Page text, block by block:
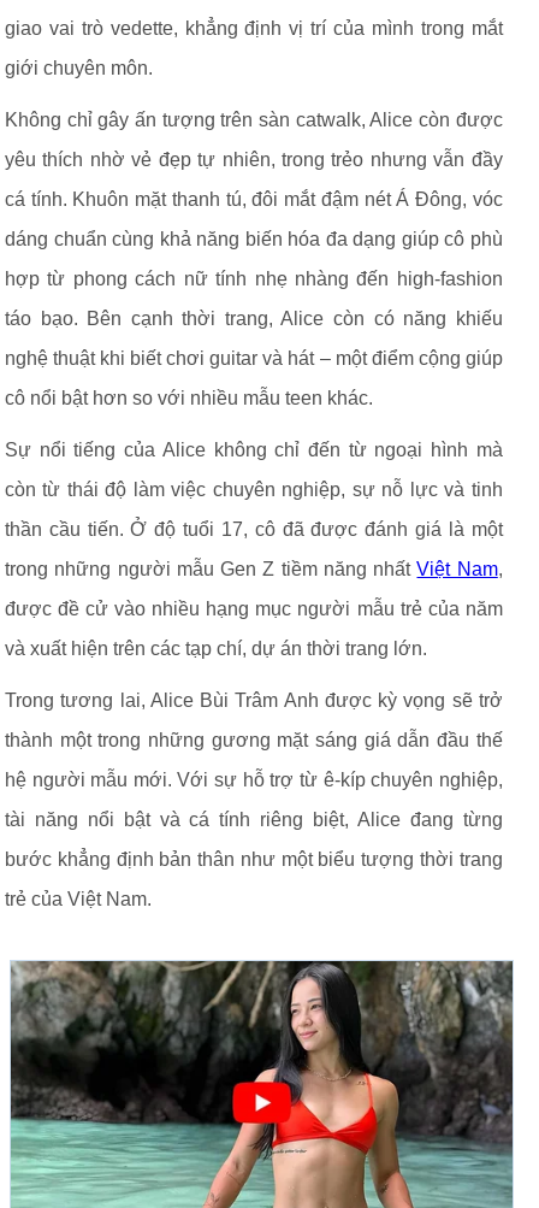
giao vai trò vedette, khẳng định vị trí của mình trong mắt
giới chuyên môn.
Không chỉ gây ấn tượng trên sàn catwalk, Alice còn được
yêu thích nhờ vẻ đẹp tự nhiên, trong trẻo nhưng vẫn đầy
cá tính. Khuôn mặt thanh tú, đôi mắt đậm nét Á Đông, vóc
dáng chuẩn cùng khả năng biến hóa đa dạng giúp cô phù
hợp từ phong cách nữ tính nhẹ nhàng đến high-fashion
táo bạo. Bên cạnh thời trang, Alice còn có năng khiếu
nghệ thuật khi biết chơi guitar và hát – một điểm cộng giúp
cô nổi bật hơn so với nhiều mẫu teen khác.
Sự nổi tiếng của Alice không chỉ đến từ ngoại hình mà
còn từ thái độ làm việc chuyên nghiệp, sự nỗ lực và tinh
thần cầu tiến. Ở độ tuổi 17, cô đã được đánh giá là một
trong những người mẫu Gen Z tiềm năng nhấtViệt Nam,
được đề cử vào nhiều hạng mục người mẫu trẻ của năm
và xuất hiện trên các tạp chí, dự án thời trang lớn.
Trong tương lai, Alice Bùi Trâm Anh được kỳ vọng sẽ trở
thành một trong những gương mặt sáng giá dẫn đầu thế
hệ người mẫu mới. Với sự hỗ trợ từ ê-kíp chuyên nghiệp,
tài năng nổi bật và cá tính riêng biệt, Alice đang từng
bước khẳng định bản thân như một biểu tượng thời trang
trẻ của Việt Nam.